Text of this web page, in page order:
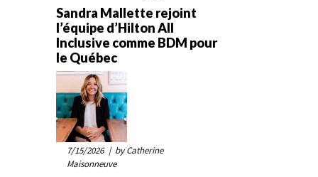
Sandra Mallette rejoint
l’équipe d’Hilton All
Inclusive comme BDM pour
le Québec
7/15/2026 | by Catherine
Maisonneuve